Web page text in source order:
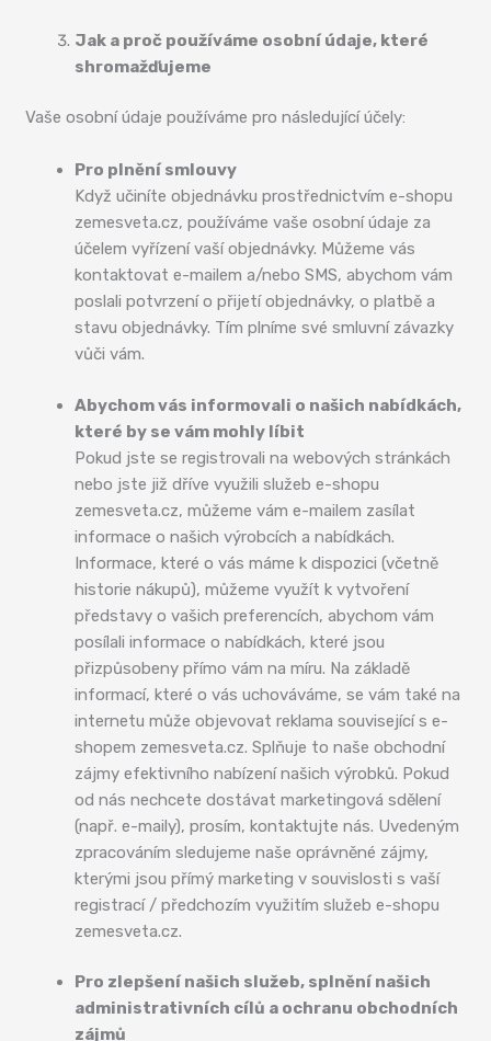
Jak a proč používáme osobní údaje, které
shromažďujeme
Vaše osobní údaje používáme pro následující účely:
Pro plnění smlouvy
Když učiníte objednávku prostřednictvím e-shopu
zemesveta.cz, používáme vaše osobní údaje za
účelem vyřízení vaší objednávky. Můžeme vás
kontaktovat e-mailem a/nebo SMS, abychom vám
poslali potvrzení o přijetí objednávky, o platbě a
stavu objednávky. Tím plníme své smluvní závazky
vůči vám.
Abychom vás informovali o našich nabídkách,
které by se vám mohly líbit
Pokud jste se registrovali na webových stránkách
nebo jste již dříve využili služeb e-shopu
zemesveta.cz, můžeme vám e-mailem zasílat
informace o našich výrobcích a nabídkách.
Informace, které o vás máme k dispozici (včetně
historie nákupů), můžeme využít k vytvoření
představy o vašich preferencích, abychom vám
posílali informace o nabídkách, které jsou
přizpůsobeny přímo vám na míru. Na základě
informací, které o vás uchováváme, se vám také na
internetu může objevovat reklama související s e-
shopem zemesveta.cz. Splňuje to naše obchodní
zájmy efektivního nabízení našich výrobků. Pokud
od nás nechcete dostávat marketingová sdělení
(např. e-maily), prosím, kontaktujte nás. Uvedeným
zpracováním sledujeme naše oprávněné zájmy,
kterými jsou přímý marketing v souvislosti s vaší
registrací / předchozím využitím služeb e-shopu
zemesveta.cz.
Pro zlepšení našich služeb, splnění našich
administrativních cílů a ochranu obchodních
zájmů